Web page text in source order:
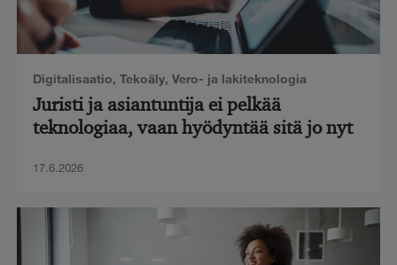
Digitalisaatio, Tekoäly, Vero- ja lakiteknologia
Juristi ja asiantuntija ei pelkää
teknologiaa, vaan hyödyntää sitä jo nyt
17.6.2026